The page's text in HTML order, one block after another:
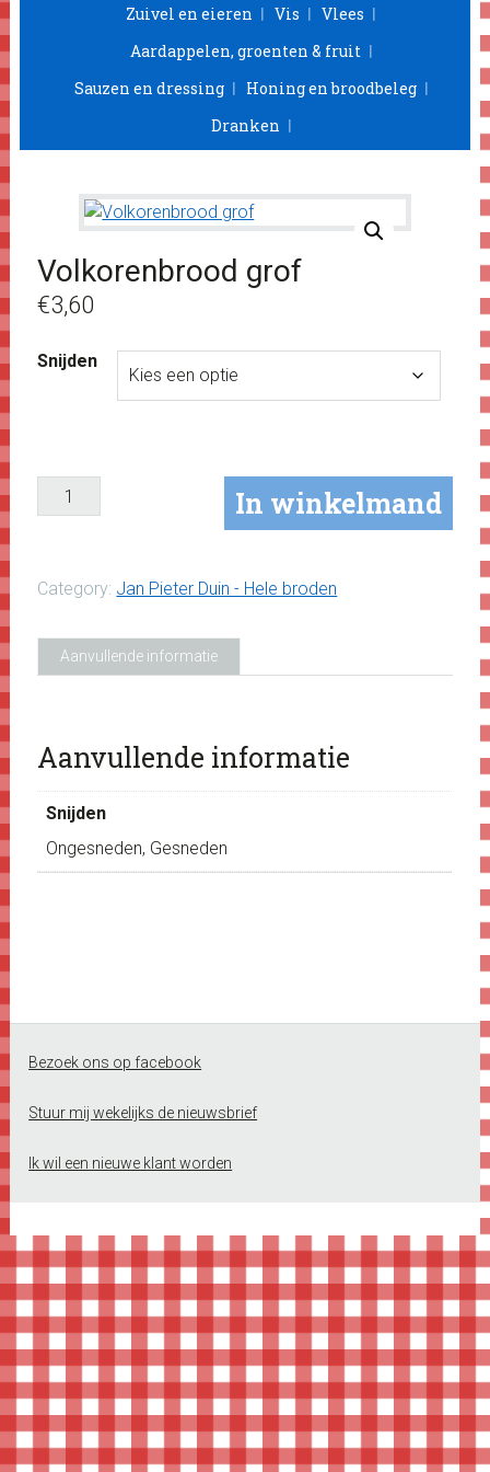
Zuivel en eieren
Vis
Vlees
Aardappelen, groenten & fruit
Sauzen en dressing
Honing en broodbeleg
Dranken
Volkorenbrood grof
€3,60
Snijden
In winkelmand
Category: Jan Pieter Duin - Hele broden
Aanvullende informatie
Aanvullende informatie
Snijden
Ongesneden, Gesneden
Footer
Bezoek ons op facebook
Stuur mij wekelijks de nieuwsbrief
Ik wil een nieuwe klant worden